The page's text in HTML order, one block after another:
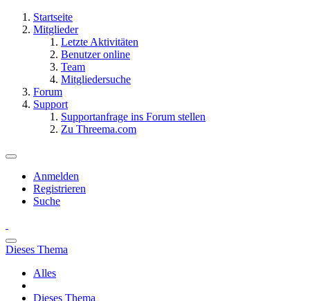
Startseite
Mitglieder
Letzte Aktivitäten
Benutzer online
Team
Mitgliedersuche
Forum
Support
Supportanfrage ins Forum stellen
Zu Threema.com
Anmelden
Registrieren
Suche
Dieses Thema
Alles
Dieses Thema